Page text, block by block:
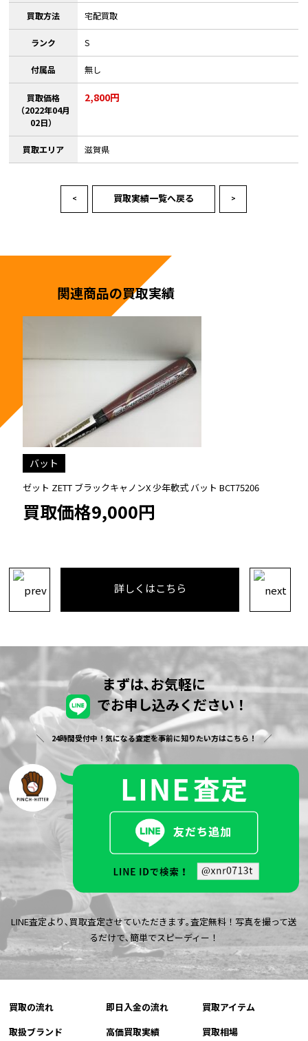
買取方法 宅配買取
ランク S
付属品 無し
買取価格
（2022年04月
02日）
2,800円
買取エリア 滋賀県
< 買取実績一覧へ戻る >
関連商品の買取実績
バット
ゼット ZETT ブラックキャノンX 少年軟式 バット BCT75200
買取価格9,000円
詳しくはこちら
まずは､お気軽に
でお申し込みください！
24時間受付中！気になる査定を事前に知りたい方はこちら！
LINE査定より､買取査定させていただきます｡査定無料！写真を撮って送
るだけで､簡単でスピーディー！
買取の流れ 即日入金の流れ
買取アイテム
取扱ブランド
高価買取実績 買取相場